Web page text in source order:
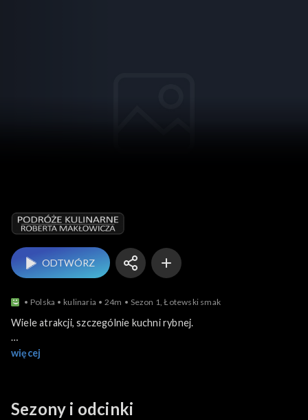
ODTWÓRZ
Polska kulinaria 24m Sezon 1, Łotewski smak
Wiele atrakcji, szczególnie kuchni rybnej.
więcej
Sezony i odcinki